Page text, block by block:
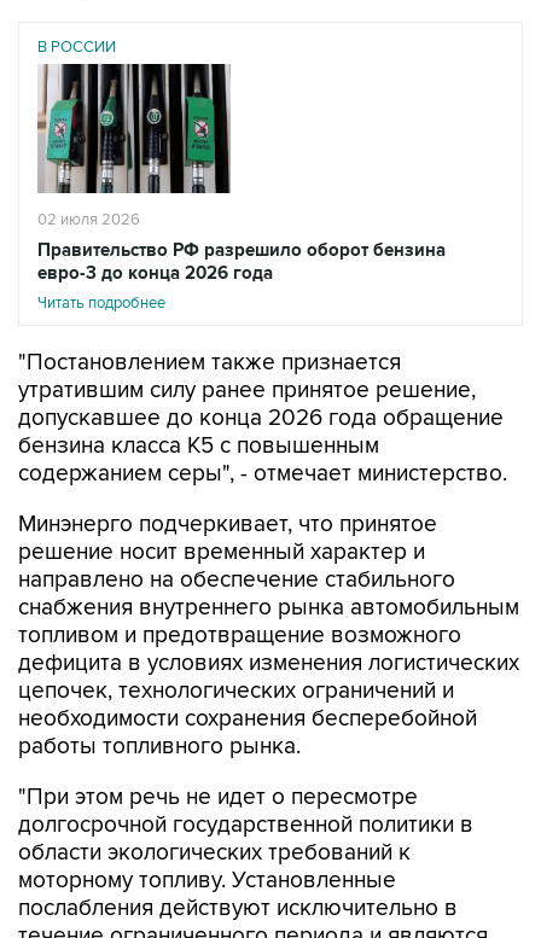
В РОССИИ
02 июля 2026
Правительство РФ разрешило оборот бензина
евро-3 до конца 2026 года
Читать подробнее
"Постановлением также признается
утратившим силу ранее принятое решение,
допускавшее до конца 2026 года обращение
бензина класса К5 с повышенным
содержанием серы", - отмечает министерство.
Минэнерго подчеркивает, что принятое
решение носит временный характер и
направлено на обеспечение стабильного
снабжения внутреннего рынка автомобильным
топливом и предотвращение возможного
дефицита в условиях изменения логистических
цепочек, технологических ограничений и
необходимости сохранения бесперебойной
работы топливного рынка.
"При этом речь не идет о пересмотре
долгосрочной государственной политики в
области экологических требований к
моторному топливу. Установленные
послабления действуют исключительно в